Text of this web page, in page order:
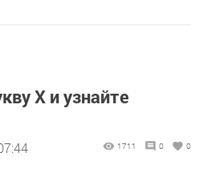
Х и узнайте
1711 0 0